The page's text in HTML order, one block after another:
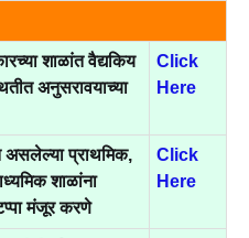
शाळांत वैद्यकिय
अनुसरावयाच्या
Click
Here
असलेल्या प्राथमिक,
शाळांना
मंजूर करणे
Click
Here